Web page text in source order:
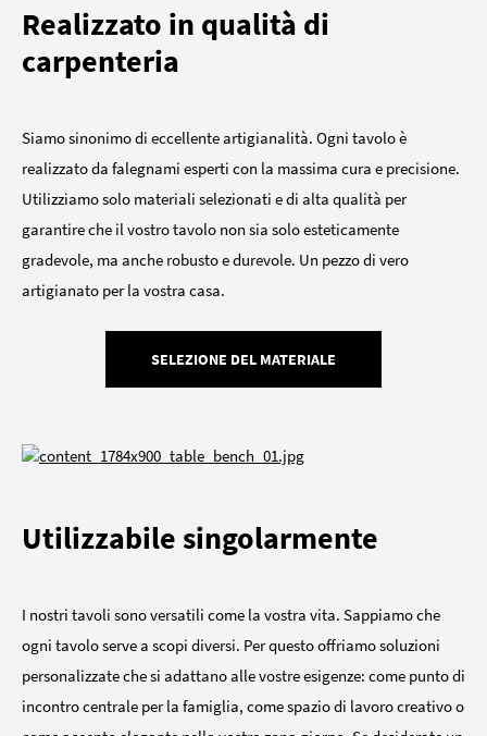
Realizzato in qualità di
carpenteria
Siamo sinonimo di eccellente artigianalità. Ogni tavolo è
realizzato da falegnami esperti con la massima cura e precisione.
Utilizziamo solo materiali selezionati e di alta qualità per
garantire che il vostro tavolo non sia solo esteticamente
gradevole, ma anche robusto e durevole. Un pezzo di vero
artigianato per la vostra casa.
SELEZIONE DEL MATERIALE
Utilizzabile singolarmente
I nostri tavoli sono versatili come la vostra vita. Sappiamo che
ogni tavolo serve a scopi diversi. Per questo offriamo soluzioni
personalizzate che si adattano alle vostre esigenze: come punto di
incontro centrale per la famiglia, come spazio di lavoro creativo o